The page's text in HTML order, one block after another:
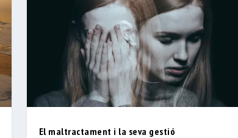
El maltractament i la seva gestió